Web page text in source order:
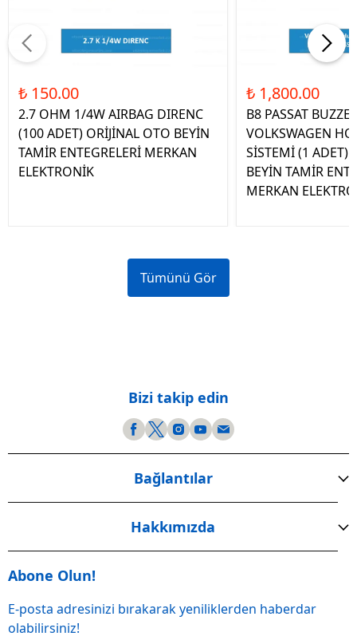
₺ 150.00
2.7 OHM 1/4W AIRBAG DIRENC
(100 ADET) ORİJİNAL OTO BEYİN
TAMİR ENTEGRELERİ MERKAN
ELEKTRONİK
₺ 1,800.00
B8 PASSAT
VOLKSWAGEN
SİSTEMİ (1 ADET)
BEYİN TAMİR
MERKAN
Tümünü Gör
Bizi takip edin
Bağlantılar
Hakkımızda
Abone Olun!
E-posta adresinizi bırakarak yeniliklerden haberdar
olabilirsiniz!